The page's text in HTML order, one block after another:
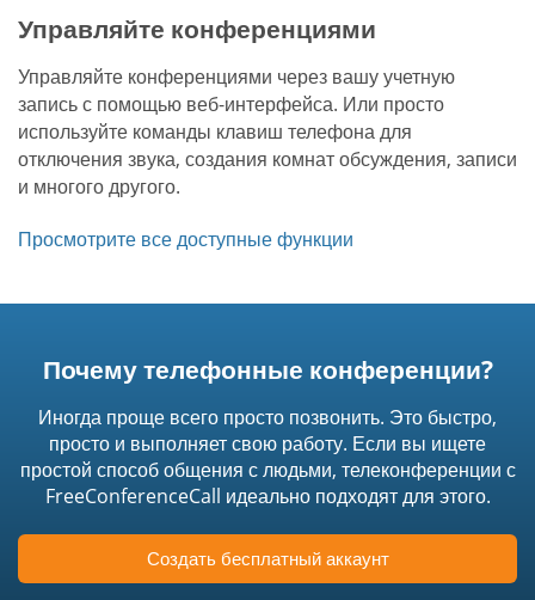
Управляйте конференциями
Управляйте конференциями через вашу учетную
запись с помощью веб-интерфейса. Или просто
используйте команды клавиш телефона для
отключения звука, создания комнат обсуждения, записи
и многого другого.
Просмотрите все доступные функции
Почему телефонные конференции?
Иногда проще всего просто позвонить. Это быстро,
просто и выполняет свою работу. Если вы ищете
простой способ общения с людьми, телеконференции с
FreeConferenceCall идеально подходят для этого.
Создать бесплатный аккаунт